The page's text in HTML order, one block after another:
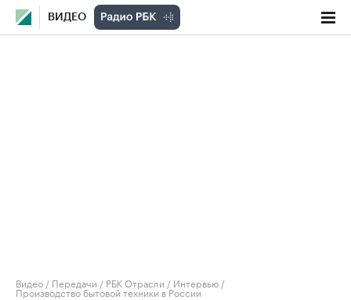
ВИДЕО
Видео / Передачи / РБК Отрасли / Интервью /
Производство бытовой техники в России